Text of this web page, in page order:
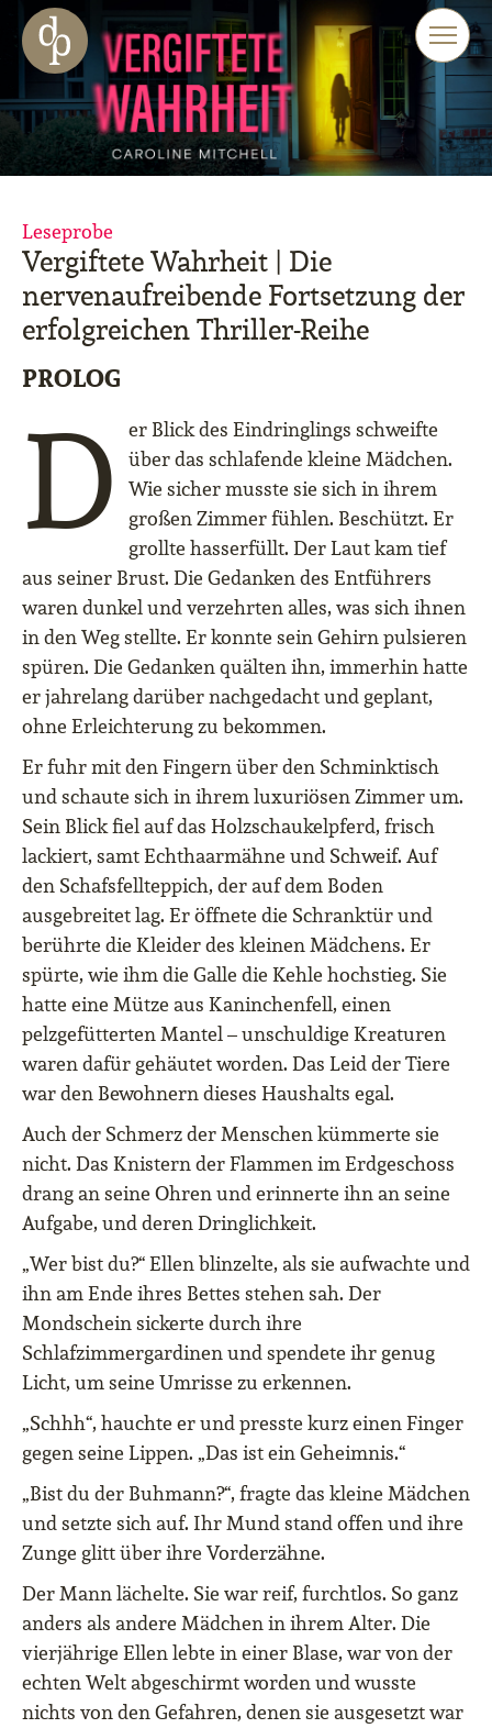
Zum Haupt-Inhalt springen
Zur Navigation springen
Zur Website-Suche springen
Leseprobe
Vergiftete Wahrheit | Die
nervenaufreibende Fortsetzung der
erfolgreichen Thriller-Reihe
PROLOG
D
er Blick des Eindringlings schweifte
über das schlafende kleine Mädchen.
Wie sicher musste sie sich in ihrem
großen Zimmer fühlen. Beschützt. Er
grollte hasserfüllt. Der Laut kam tief
aus seiner Brust. Die Gedanken des Entführers
waren dunkel und verzehrten alles, was sich ihnen
in den Weg stellte. Er konnte sein Gehirn pulsieren
spüren. Die Gedanken quälten ihn, immerhin hatte
er jahrelang darüber nachgedacht und geplant,
ohne Erleichterung zu bekommen.
Er fuhr mit den Fingern über den Schminktisch
und schaute sich in ihrem luxuriösen Zimmer um.
Sein Blick fiel auf das Holzschaukelpferd, frisch
lackiert, samt Echthaarmähne und Schweif. Auf
den Schafsfellteppich, der auf dem Boden
ausgebreitet lag. Er öffnete die Schranktür und
berührte die Kleider des kleinen Mädchens. Er
spürte, wie ihm die Galle die Kehle hochstieg. Sie
hatte eine Mütze aus Kaninchenfell, einen
pelzgefütterten Mantel – unschuldige Kreaturen
waren dafür gehäutet worden. Das Leid der Tiere
war den Bewohnern dieses Haushalts egal.
Auch der Schmerz der Menschen kümmerte sie
nicht. Das Knistern der Flammen im Erdgeschoss
drang an seine Ohren und erinnerte ihn an seine
Aufgabe, und deren Dringlichkeit.
„Wer bist du?“ Ellen blinzelte, als sie aufwachte und
ihn am Ende ihres Bettes stehen sah. Der
Mondschein sickerte durch ihre
Schlafzimmergardinen und spendete ihr genug
Licht, um seine Umrisse zu erkennen.
„Schhh“, hauchte er und presste kurz einen Finger
gegen seine Lippen. „Das ist ein Geheimnis.“
„Bist du der Buhmann?“, fragte das kleine Mädchen
und setzte sich auf. Ihr Mund stand offen und ihre
Zunge glitt über ihre Vorderzähne.
Der Mann lächelte. Sie war reif, furchtlos. So ganz
anders als andere Mädchen in ihrem Alter. Die
vierjährige Ellen lebte in einer Blase, war von der
echten Welt abgeschirmt worden und wusste
nichts von den Gefahren, denen sie ausgesetzt war